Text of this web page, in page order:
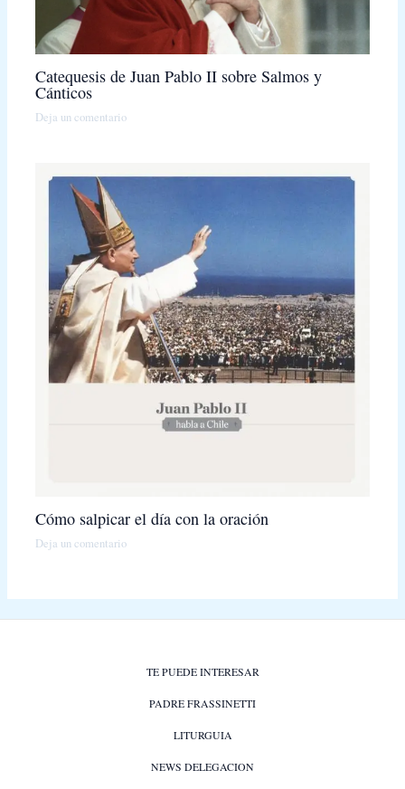
Catequesis de Juan Pablo II sobre Salmos y
Cánticos
Deja un comentario
Cómo salpicar el día con la oración
Deja un comentario
TE PUEDE INTERESAR
PADRE FRASSINETTI
LITURGUIA
NEWS DELEGACION